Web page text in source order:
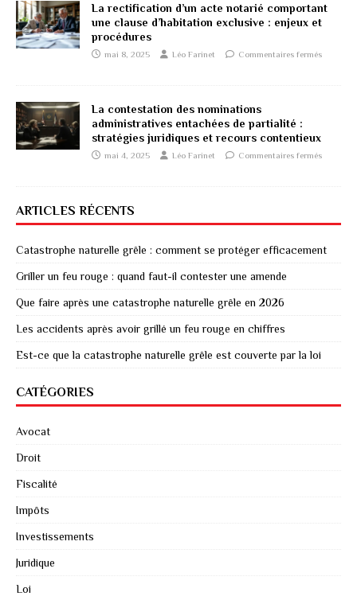
La rectification d’un acte notarié comportant
une clause d’habitation exclusive : enjeux et
procédures
mai 8, 2025 Léo Farinet Commentaires fermés
La contestation des nominations
administratives entachées de partialité :
stratégies juridiques et recours contentieux
mai 4, 2025 Léo Farinet Commentaires fermés
ARTICLES RÉCENTS
Catastrophe naturelle grêle : comment se protéger efficacement
Griller un feu rouge : quand faut-il contester une amende
Que faire après une catastrophe naturelle grêle en 2026
Les accidents après avoir grillé un feu rouge en chiffres
Est-ce que la catastrophe naturelle grêle est couverte par la loi
CATÉGORIES
Avocat
Droit
Fiscalité
Impôts
Investissements
Juridique
Loi